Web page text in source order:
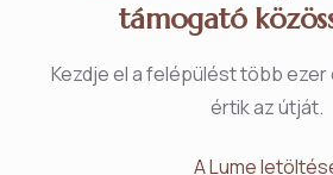
támogató
Kezdje el a felépülést több ezer
értik az útját.
A Lume